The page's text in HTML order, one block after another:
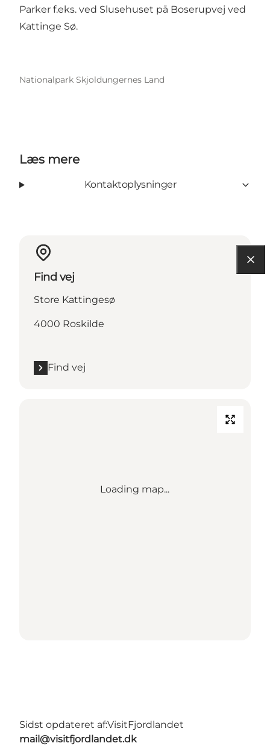
Parker f.eks. ved Slusehuset på Boserupvej ved
Kattinge Sø.
Nationalpark Skjoldungernes Land
Læs mere
Kontaktoplysninger
Find vej
Store Kattingesø
4000 Roskilde
Find vej
Loading map...
Sidst opdateret af:VisitFjordlandet
mail@visitfjordlandet.dk